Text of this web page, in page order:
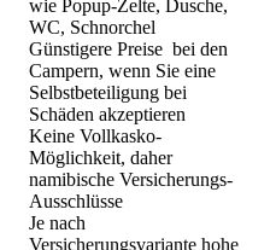
ab Frankfurt und München
2026 mit
Zürich und Windhoek.
über Johannesburg und
Windhoek.
Johannesburg und über
(Genf, Zürich),
wie Popup-Zelte, Dusche,
WC, Schnorchel
Günstigere Preise bei den
Campern, wenn Sie eine
Selbstbeteiligung bei
Schäden akzeptieren
Keine Vollkasko-
Möglichkeit, daher
namibische Versicherungs-
Ausschlüsse
Je nach
Versicherungsvariante hohe